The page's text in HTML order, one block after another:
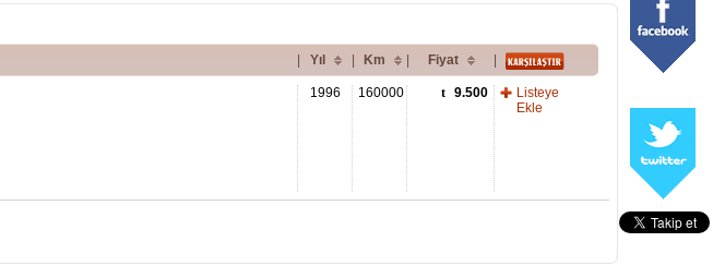
Yıl Km Fiyat
1996 160000 9.500
Listeye
Ekle